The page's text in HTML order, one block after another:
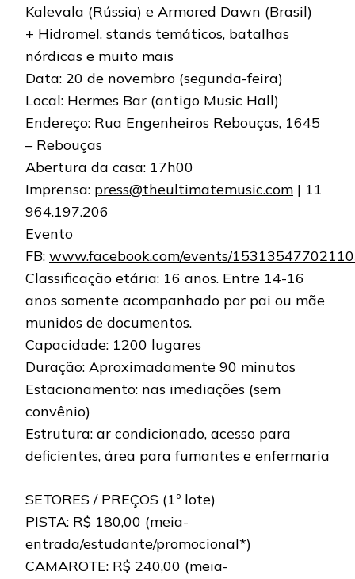
Kalevala (Rússia) e Armored Dawn (Brasil)
+ Hidromel, stands temáticos, batalhas
nórdicas e muito mais
Data: 20 de novembro (segunda-feira)
Local: Hermes Bar (antigo Music Hall)
Endereço: Rua Engenheiros Rebouças, 1645
– Rebouças
Abertura da casa: 17h00
Imprensa: press@theultimatemusic.com | 11
964.197.206
Evento
FB: www.facebook.com/events/
Classificação etária: 16 anos. Entre 14-16
anos somente acompanhado por pai ou mãe
munidos de documentos.
Capacidade: 1200 lugares
Duração: Aproximadamente 90 minutos
Estacionamento: nas imediações (sem
convênio)
Estrutura: ar condicionado, acesso para
deficientes, área para fumantes e enfermaria
SETORES / PREÇOS (1º lote)
PISTA: R$ 180,00 (meia-
entrada/estudante/promocional*)
CAMAROTE: R$ 240,00 (meia-